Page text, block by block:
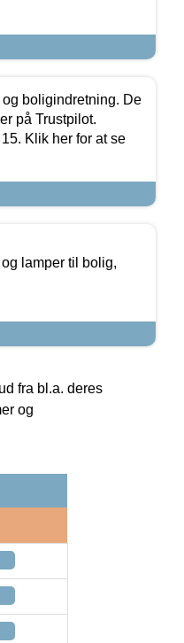
boligindretning. De
på Trustpilot.
Klik her for at se
lamper til bolig,
fra bl.a. deres
og